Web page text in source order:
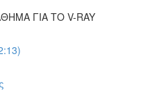
ΓΙΑ ΤΟ V-RAY